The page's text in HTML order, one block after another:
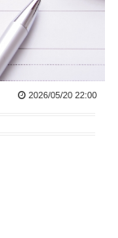
2026/05/20 22:00